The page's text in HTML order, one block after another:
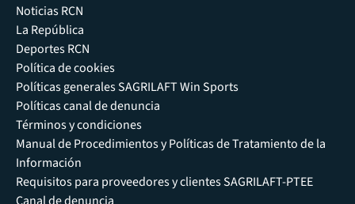
Noticias RCN
La República
Deportes RCN
Política de cookies
Políticas generales SAGRILAFT Win Sports
Políticas canal de denuncia
Términos y condiciones
Manual de Procedimientos y Políticas de Tratamiento de la
Información
Requisitos para proveedores y clientes SAGRILAFT-PTEE